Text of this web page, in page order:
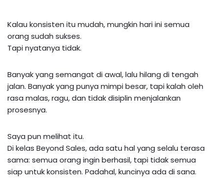
Kalau konsisten itu mudah, mungkin hari ini semua
orang sudah sukses.
Tapi nyatanya tidak.
Banyak yang semangat di awal, lalu hilang di tengah
jalan. Banyak yang punya mimpi besar, tapi kalah oleh
rasa malas, ragu, dan tidak disiplin menjalankan
prosesnya.
Saya pun melihat itu.
Di kelas Beyond Sales, ada satu hal yang selalu terasa
sama: semua orang ingin berhasil, tapi tidak semua
siap untuk konsisten. Padahal, kuncinya ada di sana.